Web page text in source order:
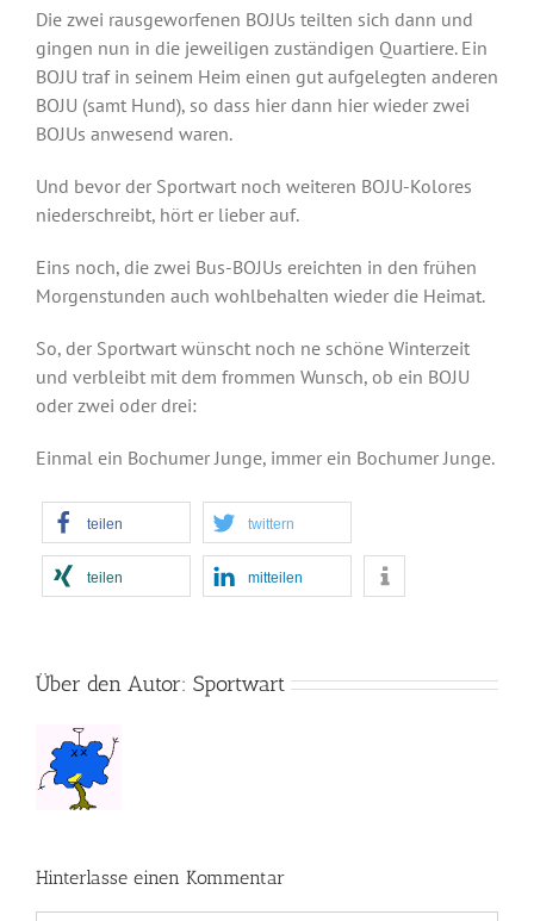
Die zwei rausgeworfenen BOJUs teilten sich dann und
gingen nun in die jeweiligen zuständigen Quartiere. Ein
BOJU traf in seinem Heim einen gut aufgelegten anderen
BOJU (samt Hund), so dass hier dann hier wieder zwei
BOJUs anwesend waren.
Und bevor der Sportwart noch weiteren BOJU-Kolores
niederschreibt, hört er lieber auf.
Eins noch, die zwei Bus-BOJUs ereichten in den frühen
Morgenstunden auch wohlbehalten wieder die Heimat.
So, der Sportwart wünscht noch ne schöne Winterzeit
und verbleibt mit dem frommen Wunsch, ob ein BOJU
oder zwei oder drei:
Einmal ein Bochumer Junge, immer ein Bochumer Junge.
teilen twittern
teilen mitteilen
Über den Autor: Sportwart
Hinterlasse einen Kommentar